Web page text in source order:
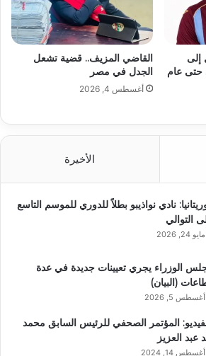
إلى
حتى عام
القاضي المزيف.. قضية تشعل
الجدل في مصر
أغسطس 4, 2026
الأخيرة
نادي نواذيبو بطلاً للدوري للموسم التاسع
التوالي
مايو 24, 2026
الوزراء يجري تعيينات جديدة في عدة
(البيان)
أغسطس 5, 2026
المؤتمر الصحفي للرئيس السابق محمد
عبد العزيز
أغسطس 14, 2024